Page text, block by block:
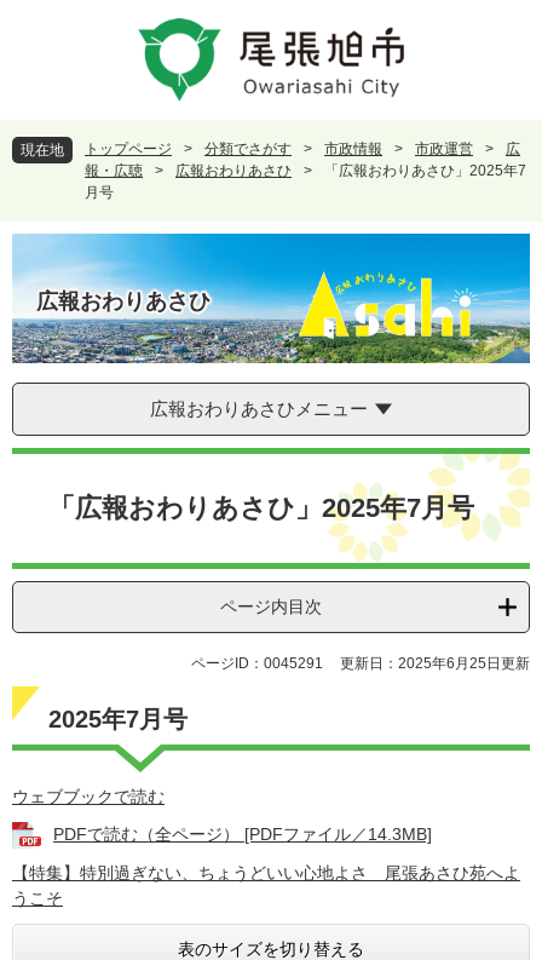
頭
で
飛
ば
現在地 トップページ > 分類でさがす > 市政情報 > 市政運営 >
広
報・広聴
> 広報おわりあさひ >
「広報おわりあさひ」2025年7
月号
広報おわりあさひ
広報おわりあさひメニュー
本
「広報おわりあさひ」2025年7月号
ページ内目次
ページID：0045291 更新日：2025年6月25日更新
2025年7月号
ウェブブックで読む
PDFで読む（全ページ） [PDFファイル／14.3MB]
【特集】特別過ぎない、ちょうどいい心地よさ 尾張あさひ苑へよ
うこそ
表のサイズを切り替える